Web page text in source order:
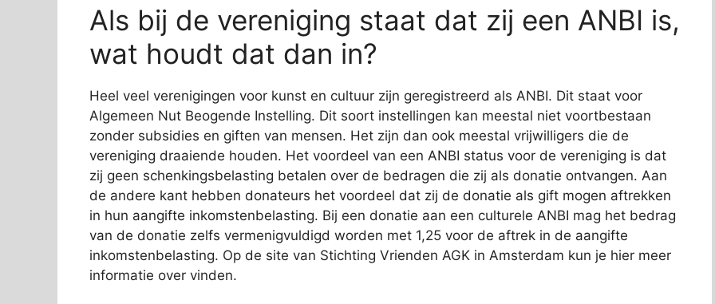
Als bij de vereniging staat dat zij een ANBI is,
wat houdt dat dan in?
Heel veel verenigingen voor kunst en cultuur zijn geregistreerd als ANBI. Dit staat voor
Algemeen Nut Beogende Instelling. Dit soort instellingen kan meestal niet voortbestaan
zonder subsidies en giften van mensen. Het zijn dan ook meestal vrijwilligers die de
vereniging draaiende houden. Het voordeel van een ANBI status voor de vereniging is dat
zij geen schenkingsbelasting betalen over de bedragen die zij als donatie ontvangen. Aan
de andere kant hebben donateurs het voordeel dat zij de donatie als gift mogen aftrekken
in hun aangifte inkomstenbelasting. Bij een donatie aan een culturele ANBI mag het bedrag
van de donatie zelfs vermenigvuldigd worden met 1,25 voor de aftrek in de aangifte
inkomstenbelasting. Op de site van Stichting Vrienden AGK in Amsterdam kun je hier meer
informatie over vinden.